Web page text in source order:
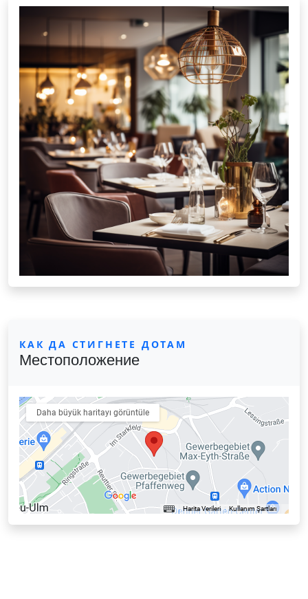
КАК ДА СТИГНЕТЕ ДОТАМ
Местоположение